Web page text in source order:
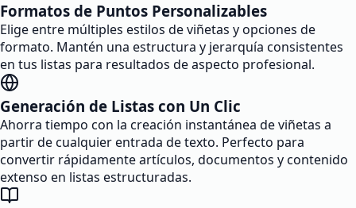
Formatos de Puntos Personalizables
Elige entre múltiples estilos de viñetas y opciones de
formato. Mantén una estructura y jerarquía consistentes
en tus listas para resultados de aspecto profesional.
Generación de Listas con Un Clic
Ahorra tiempo con la creación instantánea de viñetas a
partir de cualquier entrada de texto. Perfecto para
convertir rápidamente artículos, documentos y contenido
extenso en listas estructuradas.